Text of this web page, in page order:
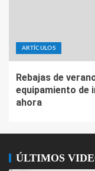
ARTÍCULOS
Rebajas de
equipamiento de
ahora
ÚLTIMOS